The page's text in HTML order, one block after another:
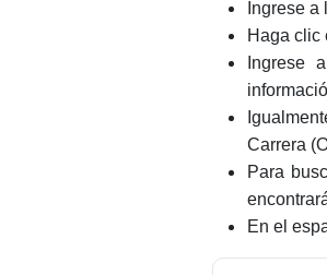
Ingrese
Haga clic
Ingrese
Carrera
Para
En el